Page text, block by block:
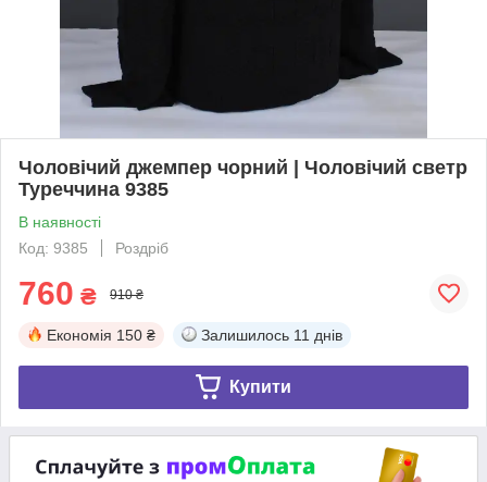
Чоловічий джемпер чорний | Чоловічий светр
Туреччина 9385
В наявності
Код: 9385
Роздріб
760 ₴ 910 ₴
Економія 150 ₴ Залишилось 11 днів
Купити